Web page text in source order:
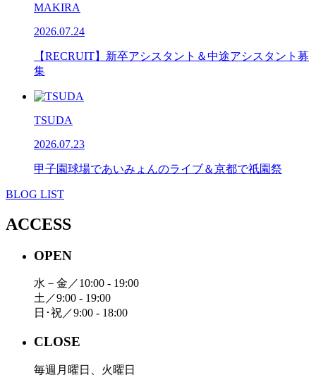
MAKIRA
2026.07.24
【RECRUIT】新卒アシスタント＆中途アシスタント募
集
TSUDA
2026.07.23
甲子園球場であいみょんのライブ＆京都で祇園祭
BLOG LIST
ACCESS
OPEN
水－金／10:00 - 19:00
土／9:00 - 19:00
日･祝／9:00 - 18:00
CLOSE
毎週月曜日、火曜日